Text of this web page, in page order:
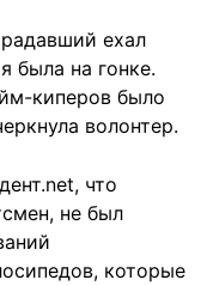
ехал
была на гонке.
киперов было
волонтер.
что
не был
которые